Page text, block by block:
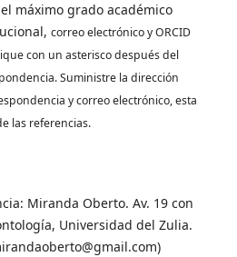
máximo grado académico
correo electrónico yORCID
con un asterisco después del
Suministre la dirección
y correo electrónico, esta
las referencias.
Miranda Oberto. Av. 19 con
Universidad del Zulia.